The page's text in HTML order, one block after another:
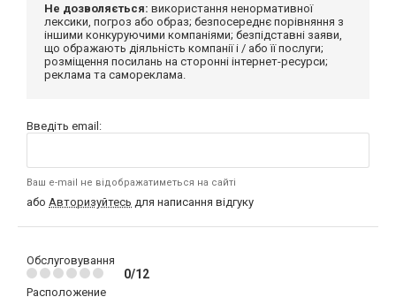
Не дозволяється: використання ненормативної
лексики, погроз або образ; безпосереднє порівняння з
іншими конкуруючими компаніями; безпідставні заяви,
що ображають діяльність компанії і / або її послуги;
розміщення посилань на сторонні інтернет-ресурси;
реклама та самореклама.
Введіть email:
Ваш e-mail не відображатиметься на сайті
або Авторизуйтесь для написання відгуку
Обслуговування
0/12
Расположение